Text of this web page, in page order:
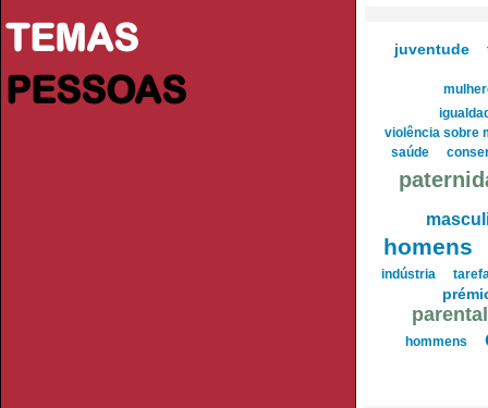
TEMAS
PESSOAS
juventude
violência sobre
saúde
homens
indústria
hommens